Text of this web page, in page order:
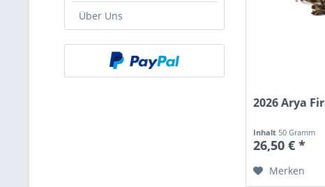
Über Uns
2026 Arya
Inhalt50 Gramm
26,50 € *
Merken